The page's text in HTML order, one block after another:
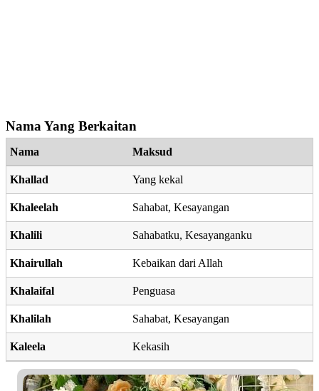
Nama Yang Berkaitan
Nama Maksud
Khallad Yang kekal
Khaleelah Sahabat, Kesayangan
Khalili Sahabatku, Kesayanganku
Khairullah Kebaikan dari Allah
Khalaifal Penguasa
Khalilah Sahabat, Kesayangan
Kaleela Kekasih